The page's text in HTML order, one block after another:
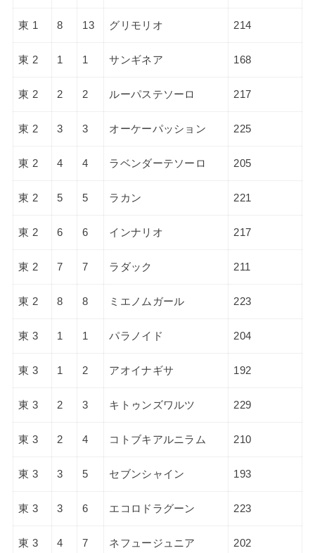
東 1 8 13 グリモリオ 214
東 2 1 1 サンギネア 168
東 2 2 2 ルーパステソーロ 217
東 2 3 3 オーケーパッション 225
東 2 4 4 ラベンダーテソーロ 205
東 2 5 5 ラカン 221
東 2 6 6 インナリオ 217
東 2 7 7 ラダック 211
東 2 8 8 ミエノムガール 223
東 3 1 1 パラノイド 204
東 3 1 2 アオイナギサ 192
東 3 2 3 キトゥンズワルツ 229
東 3 2 4 コトブキアルニラム 210
東 3 3 5 セブンシャイン 193
東 3 3 6 エコロドラグーン 223
東 3 4 7 ネフュージュニア 202